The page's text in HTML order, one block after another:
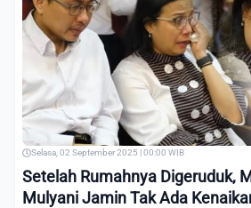
Selasa, 02 September 2025 | 00:00 WIB
Setelah Rumahnya Digeruduk,
Mulyani Jamin Tak Ada